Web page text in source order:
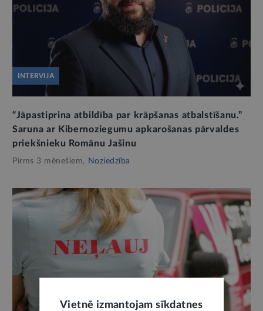
INTERVIJA
“Jāpastiprina atbildība par krāpšanas atbalstīšanu.”
Saruna ar Kibernoziegumu apkarošanas pārvaldes
priekšnieku Romānu Jašinu
Pirms 3 mēnešiem, Noziedzība
Vietnē izmantojam sīkdatnes